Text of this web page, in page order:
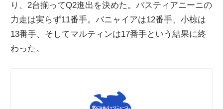
り、2台揃ってQ2進出を決めた。バスティアニーニの
力走は実らず11番手。バニャイアは12番手、小椋は
13番手、そしてマルティンは17番手という結果に終
わった。